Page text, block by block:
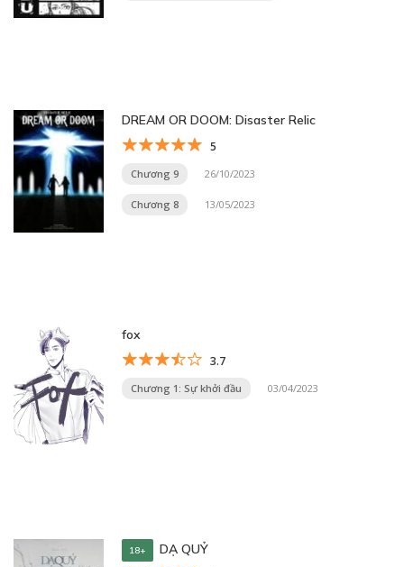
DREAM OR DOOM: Disaster Relic
5
Chương 9 26/10/2023
Chương 8 13/05/2023
fox
3.7
Chương 1: Sự khởi đầu 03/04/2023
18+ DẠ QUỶ